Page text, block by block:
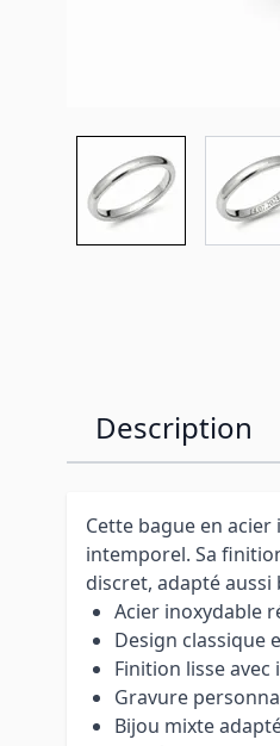
Description
Cette bague en
intemporel. Sa
discret, adapté aussi
Acier inoxydable
Design classique
Finition lisse
Gravure
Bijou mixte